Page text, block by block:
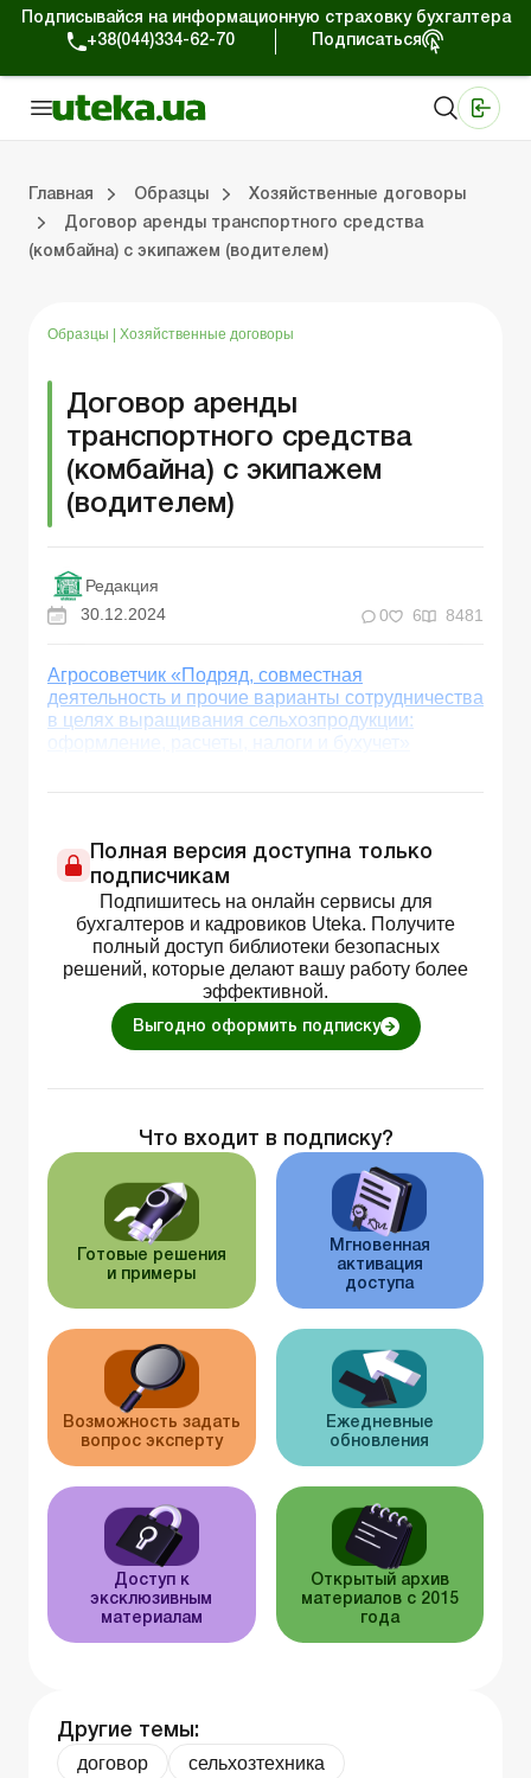
Подписывайся на информационную страховку бухгалтера
+38(044)334-62-70
Подписаться
Главная Образцы
Хозяйственные договоры
Договор аренды транспортного средства
(комбайна) с экипажем (водителем)
Образцы Хозяйственные договоры
Договор аренды
транспортного средства
(комбайна) с экипажем
(водителем)
Редакция
30.12.2024
0 6 8481
Агросоветчик «Подряд, совместная
деятельность и прочие варианты сотрудничества
в целях выращивания сельхозпродукции:
оформление, расчеты, налоги и бухучет»
Полная версия доступна только
подписчикам
Подпишитесь на онлайн сервисы для
бухгалтеров и кадровиков Uteka. Получите
полный доступ библиотеки безопасных
решений, которые делают вашу работу более
эффективной.
Выгодно оформить подписку
Что входит в подписку?
Готовые решения
и примеры
Мгновенная
активация
доступа
Возможность задать
вопрос эксперту
Ежедневные
обновления
Доступ к
эксклюзивным
материалам
Открытый архив
материалов с 2015
года
Другие темы:
договор
сельхозтехника